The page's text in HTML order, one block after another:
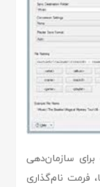
برای سازمان‌دهی
فرمت نام‌گذاری